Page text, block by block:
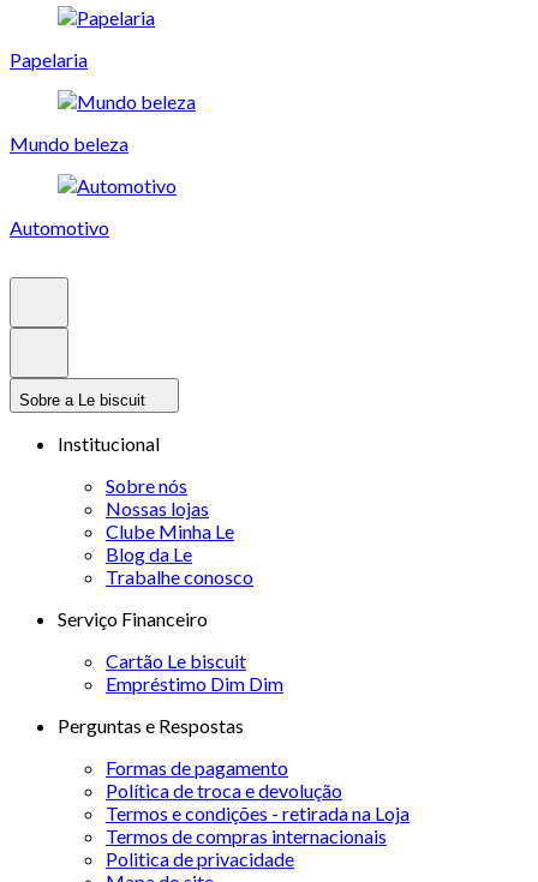
Papelaria
Mundo beleza
Automotivo
Sobre a Le biscuit
Institucional
Sobre nós
Nossas lojas
Clube Minha Le
Blog da Le
Trabalhe conosco
Serviço Financeiro
Cartão Le biscuit
Empréstimo Dim Dim
Perguntas e Respostas
Formas de pagamento
Política de troca e devolução
Termos e condições - retirada na Loja
Termos de compras internacionais
Politica de privacidade